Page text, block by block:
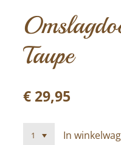
Taupe
€ 29,95
In